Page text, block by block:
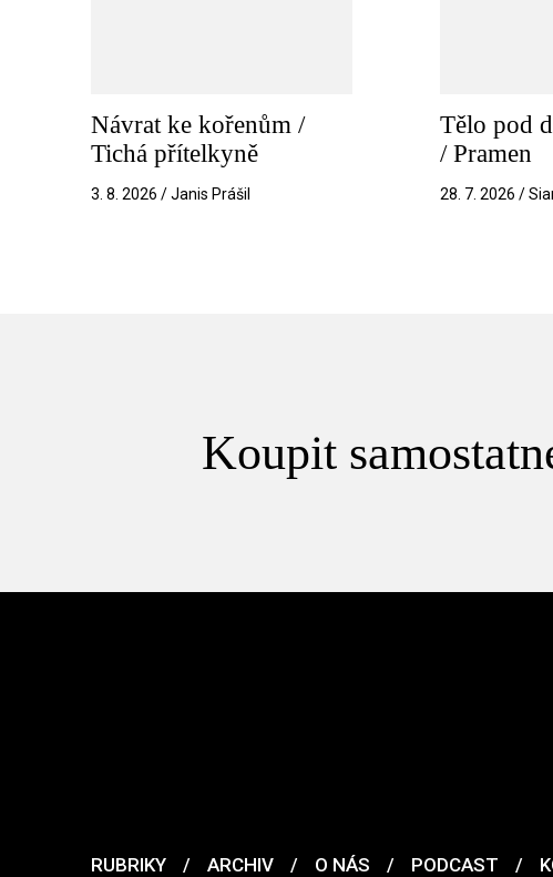
Návrat ke kořenům /
Tichá přítelkyně
3. 8. 2026 / Janis Prášil
Tělo pod
/ Pramen
28. 7. 2026 /
Koupit
RUBRIKY / ARCHIV / O NÁS / PODCAST /